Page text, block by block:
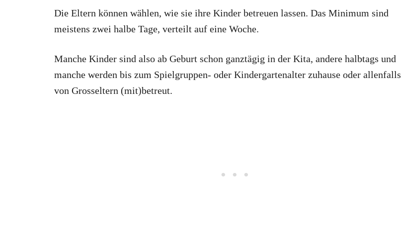
Die Eltern können wählen, wie sie ihre Kinder betreuen lassen. Das Minimum sind
meistens zwei halbe Tage, verteilt auf eine Woche.
Manche Kinder sind also ab Geburt schon ganztägig in der Kita, andere halbtags und
manche werden bis zum Spielgruppen- oder Kindergartenalter zuhause oder allenfalls
von Grosseltern (mit)betreut.